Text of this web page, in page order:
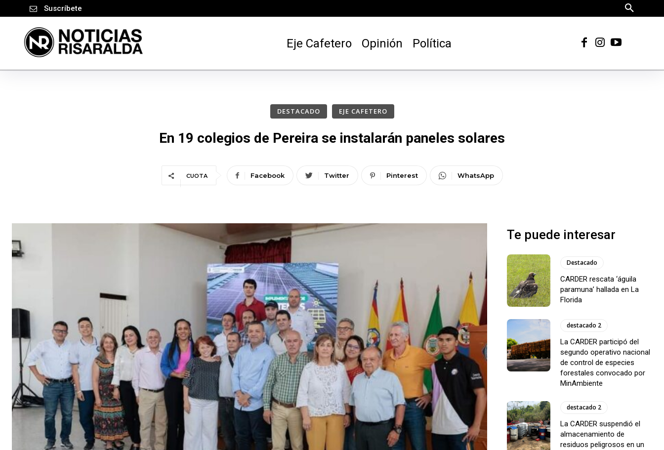
Suscríbete
Eje Cafetero Opinión Política
DESTACADO EJE CAFETERO
En 19 colegios de Pereira se instalarán paneles solares
CUOTA Facebook Twitter Pinterest WhatsApp
Te puede interesar
Destacado
CARDER rescata ‘águila
paramuna’ hallada en La
Florida
destacado 2
La CARDER participó del
segundo operativo nacional
de control de especies
forestales convocado por
MinAmbiente
destacado 2
La CARDER suspendió el
almacenamiento de
residuos peligrosos en un